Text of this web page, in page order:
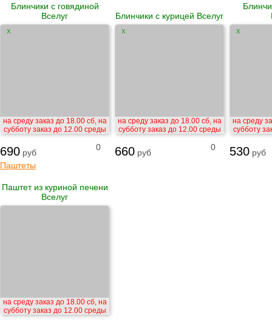
Блинчики с говядиной
Вселуг
X
на среду заказ до 18.00 сб, на
субботу заказ до 12.00 среды
690 руб
0
Блинчики с курицей Вселуг
X
на среду заказ до 18.00 сб, на
субботу заказ до 12.00 среды
660 руб
0
X
на среду
субботу
530 руб
Паштеты
Паштет из куриной печени
Вселуг
на среду заказ до 18.00 сб, на
субботу заказ до 12.00 среды